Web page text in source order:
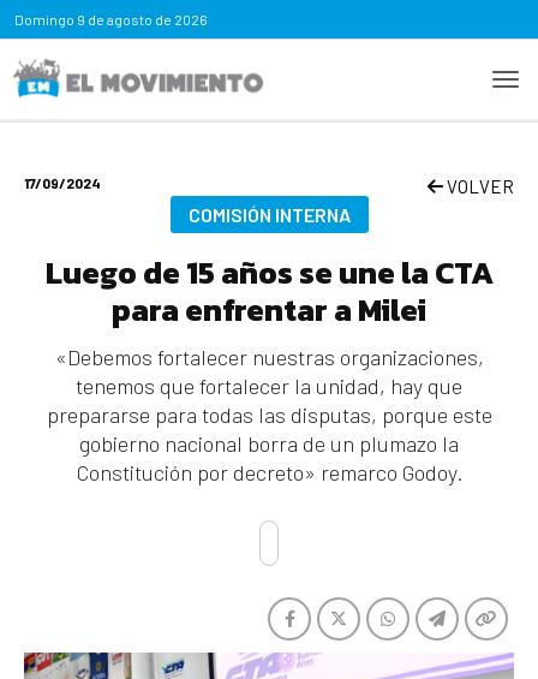
Domingo 9 de agosto de 2026
17/09/2024 VOLVER
COMISIÓN INTERNA
Luego de 15 años se une la CTA
para enfrentar a Milei
«Debemos fortalecer nuestras organizaciones,
tenemos que fortalecer la unidad, hay que
prepararse para todas las disputas, porque este
gobierno nacional borra de un plumazo la
Constitución por decreto» remarco Godoy.